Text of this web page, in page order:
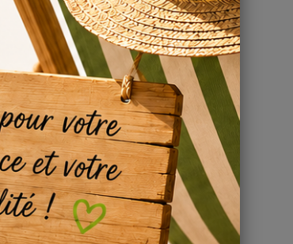
des arômes concentrés et éventuellement
VG avec les arômes et la nicotine de
avantages :
une alternative sans PG.
de gros nuages.